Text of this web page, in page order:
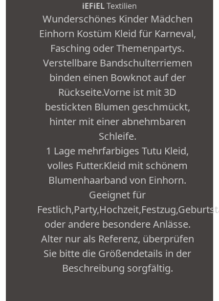
iEFiELTextilien
Wunderschönes Kinder Mädchen
Einhorn Kostüm Kleid für Karneval,
Fasching oder Themenpartys.
Verstellbare Bandschulterriemen
binden einen Bowknot auf der
Rückseite.Vorne ist mit 3D
bestickten Blumen geschmückt,
hinter mit einer abnehmbaren
Schleife.
1 Lage mehrfarbiges Tutu Kleid,
volles Futter.Kleid mit schönem
Blumenhaarband von Einhorn.
Geeignet für
oder andere besondere Anlässe.
Alter nur als Referenz, überprüfen
Sie bitte die Größendetails in der
Beschreibung sorgfältig.